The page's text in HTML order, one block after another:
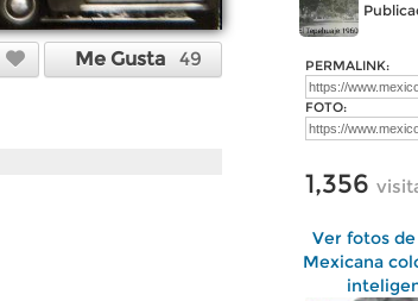
Me Gusta 49 PERMALINK:
FOTO:
1,356
Ver fotos
Mexicana